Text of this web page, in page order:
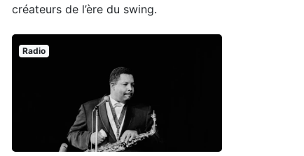
créateurs de l’ère du swing.
Radio